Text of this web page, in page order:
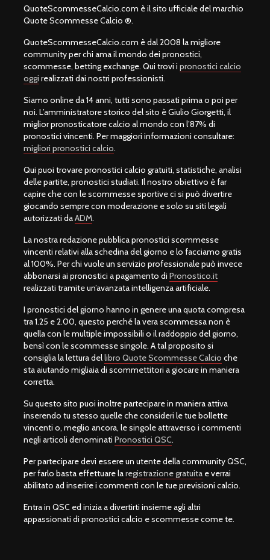
QuoteScommesseCalcio.com è il sito ufficiale del marchio
Quote Scommesse Calcio ®.
QuoteScommesseCalcio.com è dal 2008 la migliore
community per chi ama il mondo dei pronostici,
scommesse, betting exchange. Qui trovi i pronostici calcio
oggi realizzati dai nostri professionisti.
Siamo online da 14 anni, tutti sono passati prima o poi per
noi. L’amministratore storico del sito è Giulio Giorgetti, il
miglior pronosticatore calcio al mondo con l’87% di
pronostici vincenti. Per maggiori informazioni consultare:
migliori pronostici calcio.
Qui puoi trovare pronostici calcio gratuiti, statistiche, analisi
delle partite, pronostici studiati. Il nostro obiettivo è far
capire che con le scommesse sportive ci si può divertire
giocando sempre con moderazione e solo su siti legali
autorizzati daADM.
La nostra redazione pubblica pronostici scommesse
vincenti relativi alla schedina del giorno e lo facciamo gratis
al 100%. Per chi vuole un servizio professionale può invece
abbonarsi ai pronostici a pagamento di Pronostico.it
realizzati tramite un’avanzata intelligenza artificiale.
I pronostici del giorno hanno in genere una quota compresa
tra 1.25 e 2.00, questo perché la vera scommessa non è
quella con le multiple impossibili o il raddoppio del giorno,
bensì con le scommesse singole. A tal proposito si
consiglia la lettura dellibro Quote Scommesse Calcio che
sta aiutando migliaia di scommettitori a giocare in maniera
corretta.
Su questo sito puoi inoltre partecipare in maniera attiva
inserendo tu stesso quelle che consideri le tue bollette
vincenti o, meglio ancora, le singole attraverso i commenti
negli articoli denominati Pronostici QSC.
Per partecipare devi essere un utente della community QSC,
per farlo basta effettuare laregistrazione gratuita e verrai
abilitato ad inserire i commenti con le tue previsioni calcio.
Entra in QSC ed inizia a divertirti insieme agli altri
appassionati di pronostici calcio e scommesse come te.